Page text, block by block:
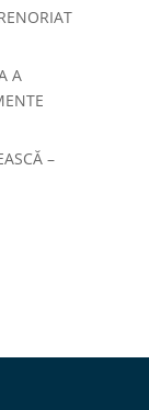
A
–